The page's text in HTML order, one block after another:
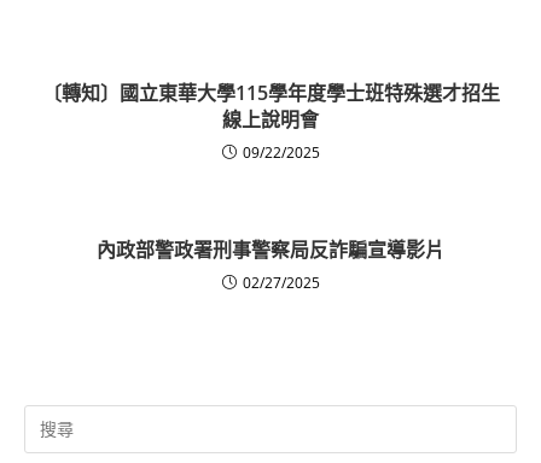
〔轉知〕國立東華大學115學年度學士班特殊選才招生
線上說明會
09/22/2025
內政部警政署刑事警察局反詐騙宣導影片
02/27/2025
Search
for: